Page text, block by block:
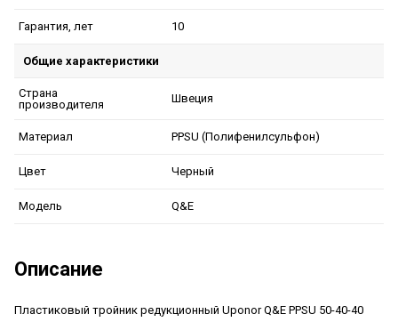
Гарантия, лет 10
Общие характеристики
Страна
производителя
Швеция
Материал PPSU (Полифенилсульфон)
Цвет Черный
Модель Q&E
Описание
Пластиковый тройник редукционный Uponor Q&E PPSU 50-40-40